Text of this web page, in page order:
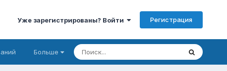
Уже зарегистрированы? Войти Регистрация
Больше